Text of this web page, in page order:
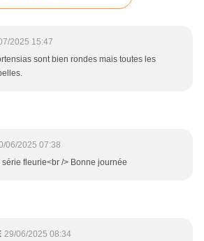
2025 15:47
sont bien rondes mais toutes les
06/2025 07:38
fleurie<br /> Bonne journée
29/06/2025 08:34